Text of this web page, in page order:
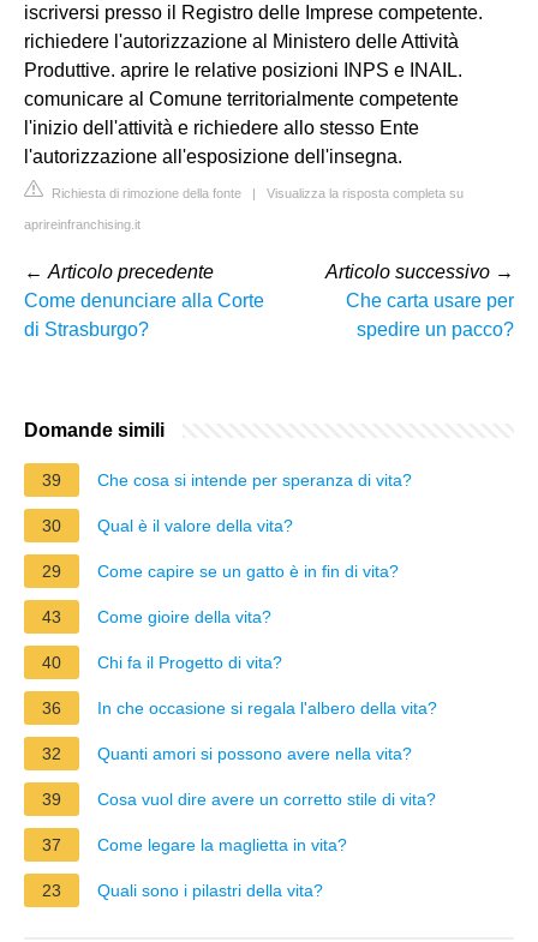
iscriversi presso il Registro delle Imprese competente.
richiedere l'autorizzazione al Ministero delle Attività
Produttive. aprire le relative posizioni INPS e INAIL.
comunicare al Comune territorialmente competente
l'inizio dell'attività e richiedere allo stesso Ente
l'autorizzazione all'esposizione dell'insegna.
Richiesta di rimozione della fonte | Visualizza la risposta completa su
aprireinfranchising.it
← Articolo precedente
Come denunciare alla Corte
di Strasburgo?
Articolo successivo →
Che carta usare per
spedire un pacco?
Domande simili
39 Che cosa si intende per speranza di vita?
30 Qual è il valore della vita?
29 Come capire se un gatto è in fin di vita?
43 Come gioire della vita?
40 Chi fa il Progetto di vita?
36 In che occasione si regala l'albero della vita?
32 Quanti amori si possono avere nella vita?
39 Cosa vuol dire avere un corretto stile di vita?
37 Come legare la maglietta in vita?
23 Quali sono i pilastri della vita?